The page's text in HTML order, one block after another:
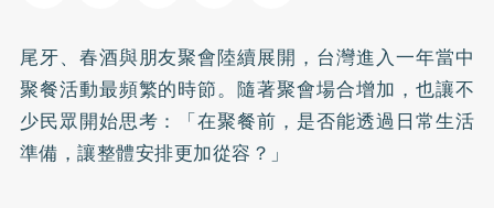
尾牙、春酒與朋友聚會陸續展開，台灣進入一年當中
聚餐活動最頻繁的時節。隨著聚會場合增加，也讓不
少民眾開始思考：「在聚餐前，是否能透過日常生活
準備，讓整體安排更加從容？」